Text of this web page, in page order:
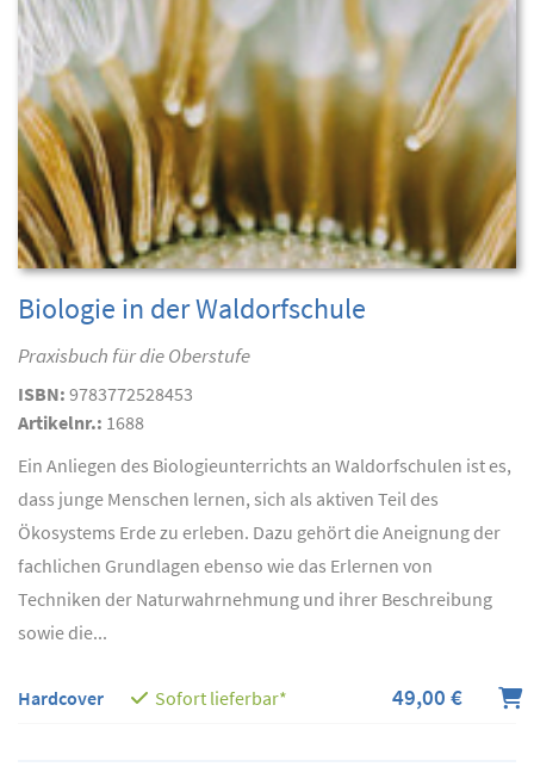
Biologie in der Waldorfschule
Praxisbuch für die Oberstufe
ISBN: 9783772528453
Artikelnr.: 1688
Ein Anliegen des Biologieunterrichts an Waldorfschulen ist es,
dass junge Menschen lernen, sich als aktiven Teil des
Ökosystems Erde zu erleben. Dazu gehört die Aneignung der
fachlichen Grundlagen ebenso wie das Erlernen von
Techniken der Naturwahrnehmung und ihrer Beschreibung
sowie die...
Hardcover Sofort lieferbar* 49,00 €